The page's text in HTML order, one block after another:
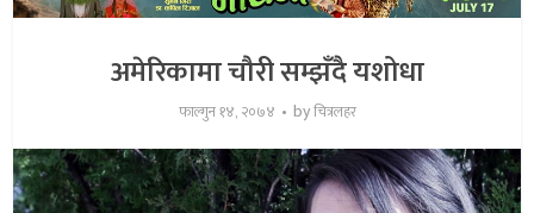
अमेरिकामा चौरी सम्झँदै यशोधा
फाल्गुन १४, २०७४ byचित्रलहर